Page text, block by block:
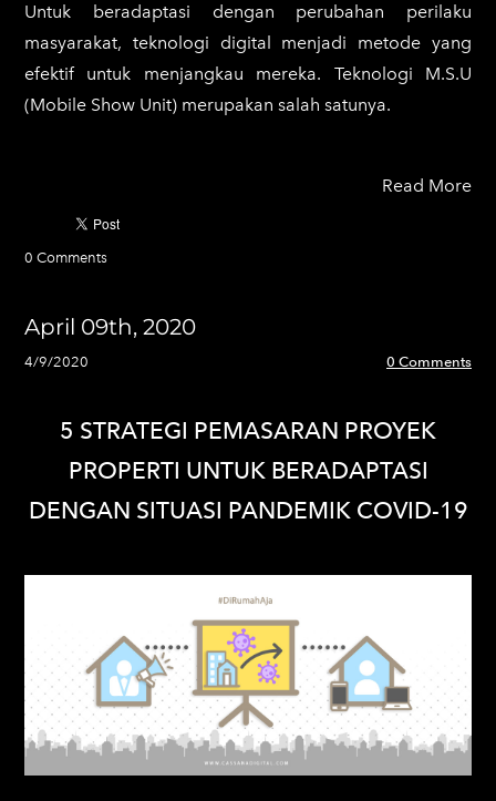
Untuk beradaptasi dengan perubahan perilaku
masyarakat, teknologi digital menjadi metode yang
efektif untuk menjangkau mereka. Teknologi M.S.U
(Mobile Show Unit) merupakan salah satunya.
Read More
0 Comments
April 09th, 2020
4/9/2020 0 Comments
5 STRATEGI PEMASARAN PROYEK
PROPERTI UNTUK BERADAPTASI
DENGAN SITUASI PANDEMIK COVID-19